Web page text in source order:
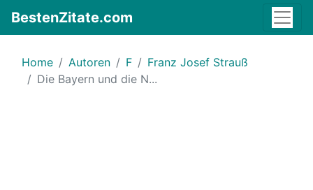
BestenZitate.com
Home Autoren F
Franz Josef Strauß
Die Bayern und die N...